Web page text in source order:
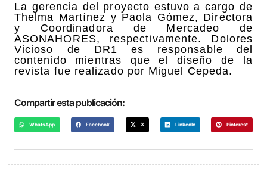
La gerencia del proyecto estuvo a cargo de
Thelma Martínez y Paola Gómez, Directora
y Coordinadora de Mercadeo de
ASONAHORES, respectivamente. Dolores
Vicioso de DR1 es responsable del
contenido mientras que el diseño de la
revista fue realizado por Miguel Cepeda.
Compartir esta publicación:
WhatsApp Facebook X LinkedIn Pinterest